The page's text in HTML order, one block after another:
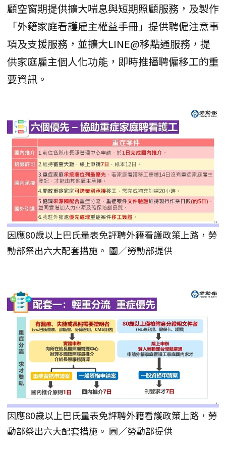
顧空窗期提供擴大喘息與短期照顧服務，及製作
「外籍家庭看護雇主權益手冊」提供聘僱注意事
項及支援服務，並擴大LINE@移點通服務，提
供家庭雇主個人化功能，即時推播聘僱移工的重
要資訊。
因應80歲以上巴氏量表免評聘外籍看護政策上路，勞
動部祭出六大配套措施。 圖／勞動部提供
因應80歲以上巴氏量表免評聘外籍看護政策上路，勞
動部祭出六大配套措施。 圖／勞動部提供